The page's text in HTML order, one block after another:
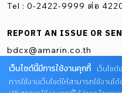
Tel : 0-2422-9999 ต่อ
REPORT AN ISSUE OR
bdcx@amarin.co.th
เว็บไซต์นี้มีการใช้งานคุกกี้
เว็บไซ
การใช้งานเว็บไซต์ให้สามารถใช้งา